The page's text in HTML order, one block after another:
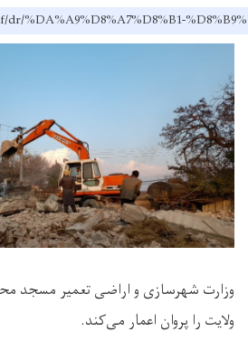
%DA%A9%D8%A7%D8%B1-
وزارت شهرسازی و اراضی تعمیر مسجد
ولایت را پروان اعمار می‌کند.